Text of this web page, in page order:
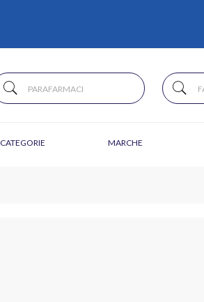
CATEGORIE MARCHE